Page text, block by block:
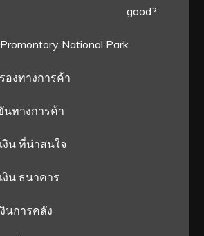
good?
National Park
องทางการค้า
นทางการค้า
งิน ที่น่าสนใจ
งิน ธนาคาร
นการคลัง